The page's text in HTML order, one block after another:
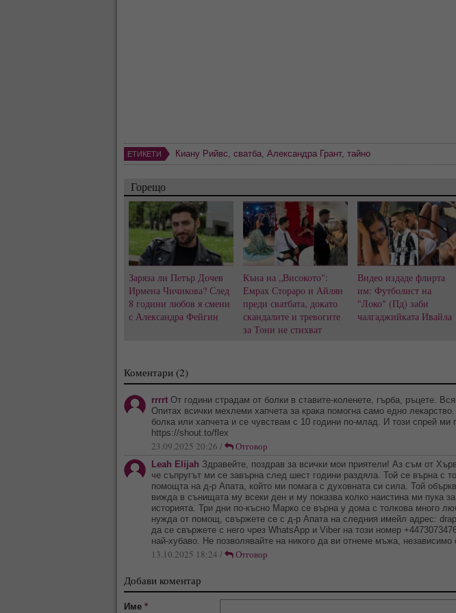
ЕТИКЕТИ Киану Рийвс, сватба, Александра Грант, тайно
Горещо
Заряза ли Петър Дочев
Ирмена Чичикова? След
8 години любов я смени
с Александра Фейгин
Къна на „Високото":
Емрах Стораро и Айлян
преди сватбата, докато
скандалите и тревогите
за Тони не стихват
Видео издаде флирта
им: Футболист на
"Локо" (Пд) заби
чалгаджийката Ивайла
Коментари (2)
rrrrt От години страдам от болки в ставите-коленете, гърба, ръцете.
Опитах всички мехлеми хапчета за крака помогна само едно
болка или хапчета и се чувствам с 10 години по-млад. И този спрей ми
https://shout.to/flex
23.09.2025 20:26 / Отговор
Leah Elijah Здравейте, поздрав за всички мои приятели! Аз съм от
че съпругът ми се завърна след шест години раздяла. Той се върна с
помощта на д-р Апата, който ми помага с духовната си сила. Той
вижда в сънищата му всеки ден и му показва колко наистина ми пука
историята. Три дни по-късно Марко се върна у дома с толкова много
нужда от помощ, свържете се с д-р Апата на следния имейл адрес:
да се свържете с него чрез WhatsApp и Viber на този номер
най-хубаво. Не позволявайте на никого да ви отнеме мъжа, независимо
13.10.2025 18:24 / Отговор
Добави коментар
Име *